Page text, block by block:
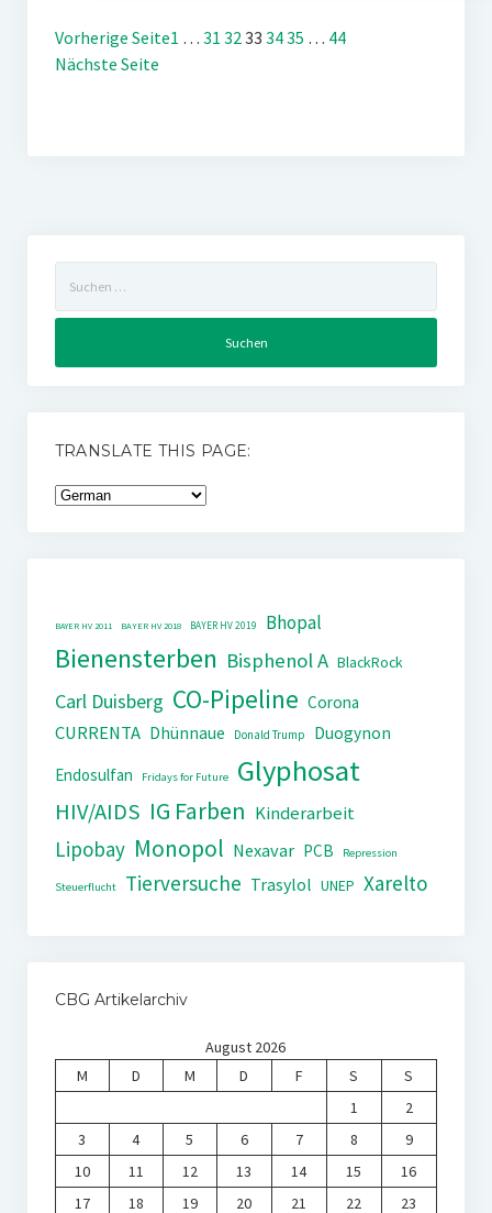
Vorherige Seite1 … 31 3233 3435 … 44
Nächste Seite
nach:
TRANSLATE THIS PAGE:
BAYER HV 2011 BAYER HV 2018 BAYER HV 2019 Bhopal
Bienensterben Bisphenol A BlackRock
Carl Duisberg CO-Pipeline Corona
CURRENTA Dhünnaue Donald Trump
Duogynon
Endosulfan
Fridays for Future Glyphosat
HIV/AIDS IG Farben Kinderarbeit
Lipobay Monopol Nexavar PCB Repression
Steuerflucht Tierversuche Trasylol UNEP Xarelto
CBG Artikelarchiv
August 2026
M
D M D F S
S
1
2
3
4 5 6 7 8
9
10
11 12 13 14 15
16
17
18 19 20 21 22 23